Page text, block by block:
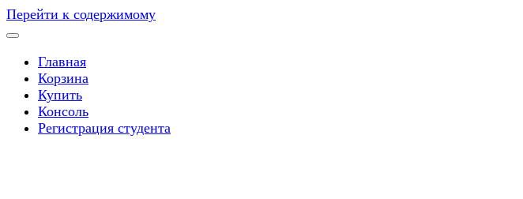
Перейти к содержимому
Главная
Корзина
Купить
Консоль
Регистрация студента